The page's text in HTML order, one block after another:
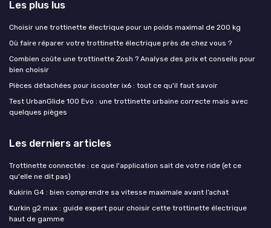
Les plus lus
Choisir une trottinette électrique pour un poids maximal de 200 kg
Où faire réparer votre trottinette électrique près de chez vous ?
Combien coûte une trottinette Zosh ? Analyse des prix et conseils pour
bien choisir
Pièces détachées pour iscooter ix6 : tout ce qu'il faut savoir
Test UrbanGlide 100 Evo : une trottinette urbaine correcte mais avec
quelques pièges
Les derniers articles
Trottinette connectée : ce que l'application sait de votre ride (et ce
qu'elle ne dit pas)
Kukirin G4 : bien comprendre sa vitesse maximale avant l’achat
Kurkin g2 max : guide expert pour choisir cette trottinette électrique
haut de gamme